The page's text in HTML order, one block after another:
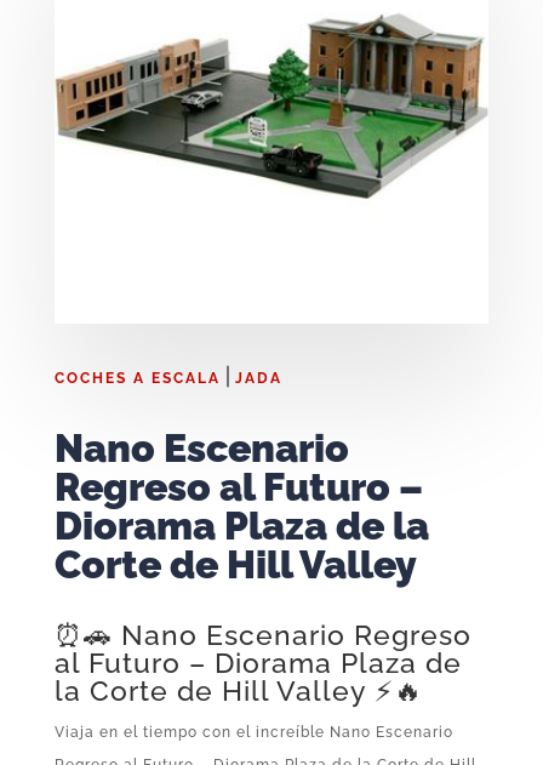
COCHES A ESCALA JADA
Nano Escenario
Regreso al Futuro –
Diorama Plaza de la
Corte de Hill Valley
⏰🚗 Nano Escenario Regreso
al Futuro – Diorama Plaza de
la Corte de Hill Valley ⚡🔥
Viaja en el tiempo con el increíble Nano Escenario